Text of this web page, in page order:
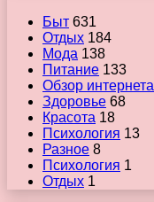
Быт 631
Отдых 184
Мода 138
Питание 133
Обзор интернета
Здоровье 68
Красота 18
Психология 13
Разное 8
Психология 1
Отдых 1